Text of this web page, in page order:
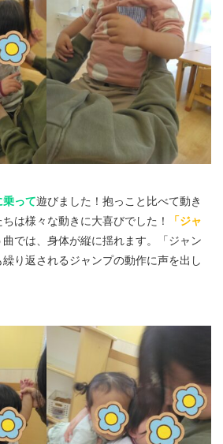
乗って遊びました！抱っこと比べて動き
は様々な動きに大喜びでした！
「ジャ
曲では、身体が縦に揺れます。「ジャン
り返されるジャンプの動作に声を出し